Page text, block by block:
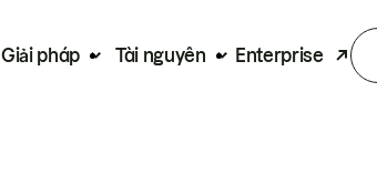
Giải pháp Tài nguyên Enterprise